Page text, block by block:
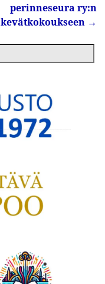
perinneseura ry:n
kevätkokoukseen →